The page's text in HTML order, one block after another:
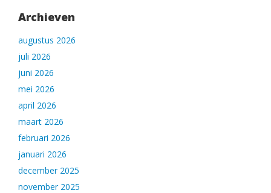
Archieven
augustus 2026
juli 2026
juni 2026
mei 2026
april 2026
maart 2026
februari 2026
januari 2026
december 2025
november 2025